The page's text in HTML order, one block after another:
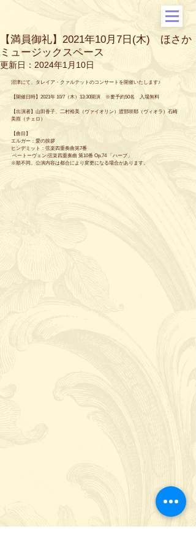
【満員御礼】2021年10月7日(木) ほさか
ミュージックスペース
更新日： 2024年1月10日
沼津にて、タレイア・クァルテットのコンサートを開催いたします♪
【開催日時】2021年 10/7（木）13:30開演　※要予約50名　入場無料
【出演者】山田香子、二村裕美（ヴァイオリン）渡部咲耶（ヴィオラ）石崎
美雨（チェロ）
【曲目】
エルガー：愛の挨拶
ヒンデミット：弦楽四重奏曲第7番
ベートーヴェン:弦楽四重奏曲 第10番 Op.74 「ハープ」
※順不同。公演内容は都合により変更になる場合があります。